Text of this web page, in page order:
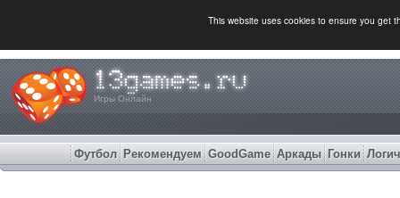
This website uses cookies to ensure you get
Игры Онлайн
Футбол Рекомендуем GoodGame Аркады Гонки